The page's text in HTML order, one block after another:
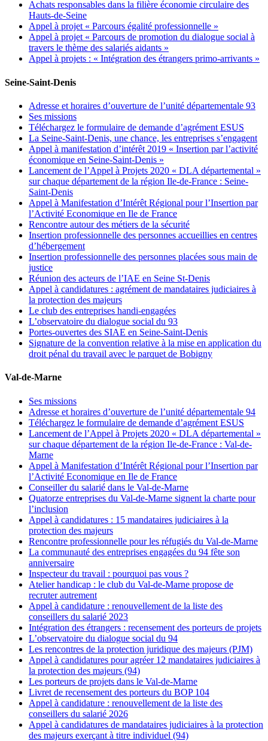
Achats responsables dans la filière économie circulaire des
Hauts-de-Seine
Appel à projet « Parcours égalité professionnelle »
Appel à projet « Parcours de promotion du dialogue social à
travers le thème des salariés aidants »
Appel à projets : « Intégration des étrangers primo-arrivants »
Seine-Saint-Denis
Adresse et horaires d’ouverture de l’unité départementale 93
Ses missions
Téléchargez le formulaire de demande d’agrément ESUS
La Seine-Saint-Denis, une chance, les entreprises s’engagent
Appel à manifestation d’intérêt 2019 « Insertion par l’activité
économique en Seine-Saint-Denis »
Lancement de l’Appel à Projets 2020 « DLA départemental »
sur chaque département de la région Ile-de-France : Seine-
Saint-Denis
Appel à Manifestation d’Intérêt Régional pour l’Insertion par
l’Activité Economique en Ile de France
Rencontre autour des métiers de la sécurité
Insertion professionnelle des personnes accueillies en centres
d’hébergement
Insertion professionnelle des personnes placées sous main de
justice
Réunion des acteurs de l’IAE en Seine St-Denis
Appel à candidatures : agrément de mandataires judiciaires à
la protection des majeurs
Le club des entreprises handi-engagées
L’observatoire du dialogue social du 93
Portes-ouvertes des SIAE en Seine-Saint-Denis
Signature de la convention relative à la mise en application du
droit pénal du travail avec le parquet de Bobigny
Val-de-Marne
Ses missions
Adresse et horaires d’ouverture de l’unité départementale 94
Téléchargez le formulaire de demande d’agrément ESUS
Lancement de l’Appel à Projets 2020 « DLA départemental »
sur chaque département de la région Ile-de-France : Val-de-
Marne
Appel à Manifestation d’Intérêt Régional pour l’Insertion par
l’Activité Economique en Ile de France
Conseiller du salarié dans le Val-de-Marne
Quatorze entreprises du Val-de-Marne signent la charte pour
l’inclusion
Appel à candidatures : 15 mandataires judiciaires à la
protection des majeurs
Rencontre professionnelle pour les réfugiés du Val-de-Marne
La communauté des entreprises engagées du 94 fête son
anniversaire
Inspecteur du travail : pourquoi pas vous ?
Atelier handicap : le club du Val-de-Marne propose de
recruter autrement
Appel à candidature : renouvellement de la liste des
conseillers du salarié 2023
Intégration des étrangers : recensement des porteurs de projets
L’observatoire du dialogue social du 94
Les rencontres de la protection juridique des majeurs (PJM)
Appel à candidatures pour agréer 12 mandataires judiciaires à
la protection des majeurs (94)
Les porteurs de projets dans le Val-de-Marne
Livret de recensement des porteurs du BOP 104
Appel à candidature : renouvellement de la liste des
conseillers du salarié 2026
Appel à candidatures de mandataires judiciaires à la protection
des majeurs exerçant à titre individuel (94)